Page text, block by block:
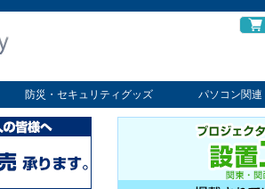
防災・セキュリティグッズ
セキュリティグッズ
防災グッズ
パソコン関連
パソコン
タブレット
PCパーツ
コンソール
ケーブル
切替器・延長器
伝送器
コンバータ
その他